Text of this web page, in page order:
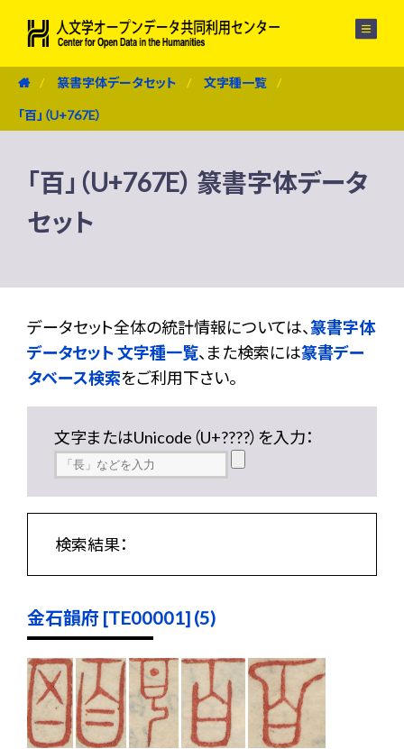
篆書字体データセット 文字種一覧
「百」（U+767E）
「百」（U+767E） 篆書字体データ
セット
データセット全体の統計情報については、篆書字体
データセット 文字種一覧、また検索には篆書デー
タベース検索をご利用下さい。
文字またはUnicode（U+????）を入力：
検索結果：
金石韻府 [TE00001] (5)